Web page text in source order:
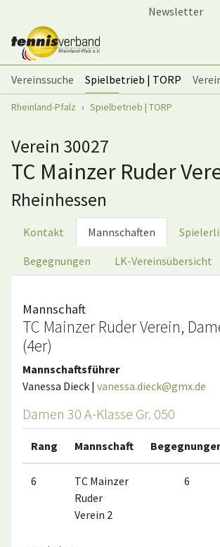
Newsletter
Vereinssuche Spielbetrieb | TORP
Sie sind hier:
Rheinland-Pfalz Spielbetrieb | TORP
Verein 30027
TC Mainzer Ruder
Rheinhessen
Kontakt Mannschaften
Begegnungen LK-Vereinsübersicht
Mannschaft
TC Mainzer Ruder Verein,
(4er)
Mannschaftsführer
Vanessa Dieck | vanessa.dieck@gmx.de
Damen 30 A-Klasse Gr. 050
Rang Mannschaft
6
TC Mainzer
Ruder
Verein 2
6